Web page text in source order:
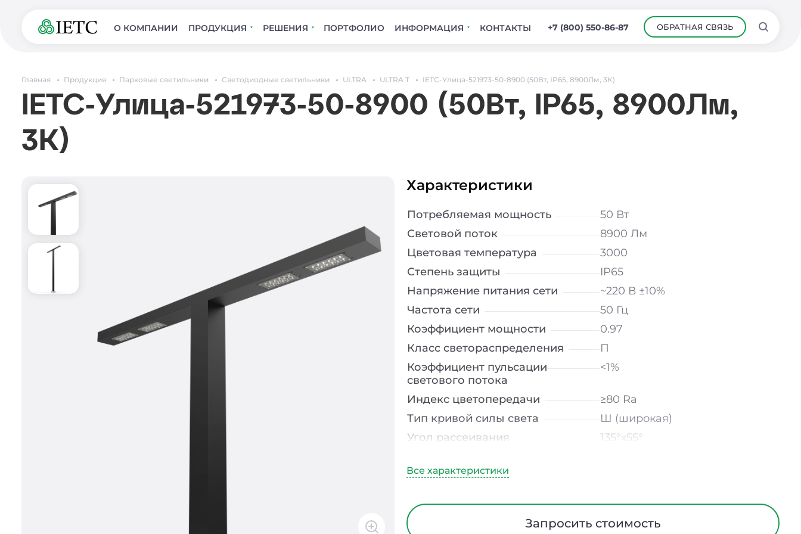
О КОМПАНИИ ПРОДУКЦИЯ РЕШЕНИЯ ПОРТФОЛИО ИНФОРМАЦИЯ КОНТАКТЫ +7 (800) 550-86-87 ОБРАТНАЯ СВЯЗЬ
Главная Продукция Парковые светильники Светодиодные светильники ULTRA ULTRA T IETC-Улица-521973-50-8900 (50Вт, IP65, 8900Лм, 3К)
IETC-Улица-521973-50-8900 (50Вт, IP65, 8900Лм,
3К)
Характеристики
Потребляемая мощность
50 Вт
Световой поток
8900 Лм
Цветовая температура
3000
Степень защиты
IP65
Напряжение питания сети
~220 В ±10%
Частота сети
50 Гц
Коэффициент мощности
0.97
Класс светораспределения
П
Коэффициент пульсации
светового потока
<1%
Индекс цветопередачи
≥80 Ra
Тип кривой силы света
Ш (широкая)
Угол рассеивания
135°х55°
Диапазон рабочих температур
Класс защиты от
электрического токаЗапросить стоимость